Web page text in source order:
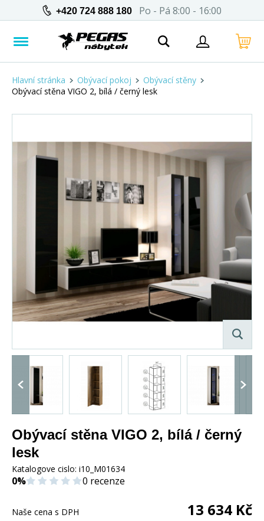
+420 724 888 180 Po - Pá 8:00 - 16:00
Hlavní stránka Obývací pokoj
Obývací stěny
Obývací stěna VIGO 2, bílá / černý lesk
Obývací stěna VIGO 2, bílá / černý
lesk
Katalogove cislo: i10_M01634
0% 0 recenze
Naše cena s DPH 13 634 Kč